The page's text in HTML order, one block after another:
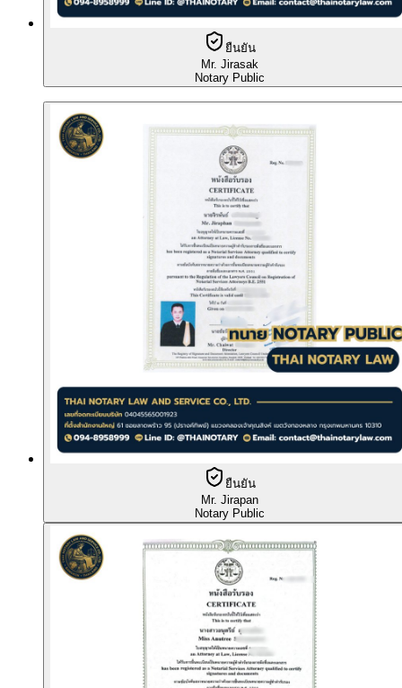
ยืนยัน
Mr. Jirasak
Notary Public
ยืนยัน
Mr. Jirapan
Notary Public